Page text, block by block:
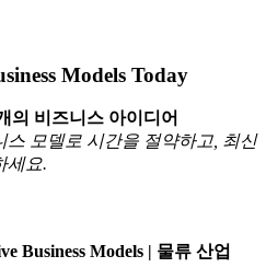
Models Today
의 비즈니스 아이디어
모델로 시간을 절약하고, 최신
세요.
Business Models | 물류 산업